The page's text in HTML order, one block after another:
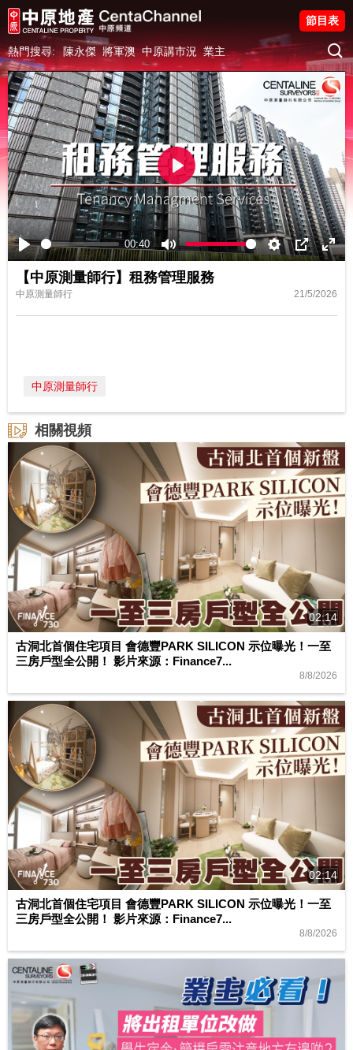
熱門搜尋: 陳永傑 將軍澳 中原講市況 業主
節目表
Play
00:40
Mute Settings
PIP
Play
【中原測量師行】租務管理服務
中原測量師行 21/5/2026
中原測量師行
相關視頻
02:14
古洞北首個住宅項目 會德豐PARK SILICON 示位曝光！一至
三房戶型全公開！ 影片來源：Finance7...
8/8/2026
02:14
古洞北首個住宅項目 會德豐PARK SILICON 示位曝光！一至
三房戶型全公開！ 影片來源：Finance7...
8/8/2026